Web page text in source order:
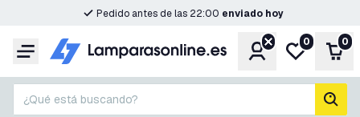
Pedido antes de las 22:00 enviado hoy
Menú CuentaMi lista de
0 0
¿Qué está buscando?